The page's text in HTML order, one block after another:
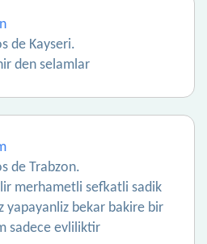
de Kayseri.
den selamlar
de Trabzon.
merhametli sefkatli sadik
yapayanliz bekar bakire bir
sadece evliliktir